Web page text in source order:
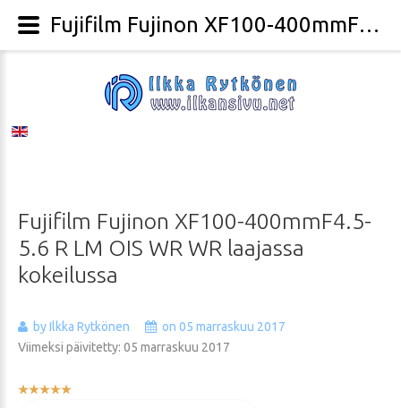
Fujifilm Fujinon XF100-400mmF4.5-
5.6 R LM OIS WR WR laajassa
kokeilussa
by Ilkka Rytkönen
on 05 marraskuu 2017
Viimeksi päivitetty: 05 marraskuu 2017
Käyttäjän
Fujifilm Fujinon XF100-400mmF4.5-5.6 R LM OIS WR WR laajassa kokeilussa - Valokuvaaja Ilkka Rytkönen